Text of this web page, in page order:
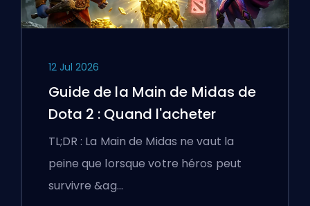
12 Jul 2026
Guide de la Main de Midas de
Dota 2 : Quand l'acheter
TL;DR : La Main de Midas ne vaut la
peine que lorsque votre héros peut
survivre &ag…